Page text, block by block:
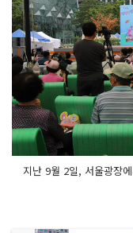
지난 9월 2일, 서울광장